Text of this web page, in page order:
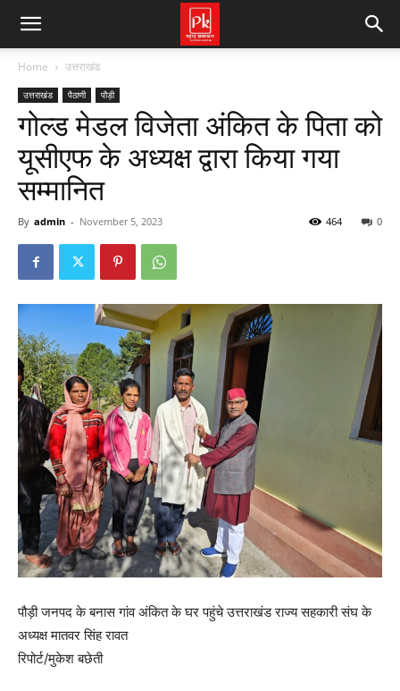
Home उत्तराखंड
उत्तराखंड पैठाणी पौड़ी
गोल्ड मेडल विजेता अंकित के पिता को
यूसीएफ के अध्यक्ष द्वारा किया गया
सम्मानित
By admin - November 5, 2023 0
464
पौड़ी जनपद के बनास गांव अंकित के घर पहुंचे उत्तराखंड राज्य सहकारी संघ के
अध्यक्ष मातवर सिंह रावत
रिपोर्ट/मुकेश बछेती